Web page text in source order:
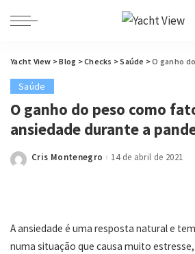
Yacht View >Blog >Checks >Saúde >O ganho do peso
Saúde
O ganho do peso como
ansiedade durante a
Posted
Cris Montenegro 14 de abril de 2021
A ansiedade é uma resposta natural e
numa situação que causa muito